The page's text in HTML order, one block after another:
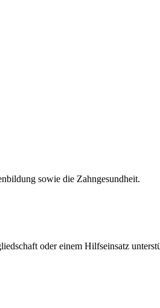
sowie die Zahngesundheit.
oder einem Hilfseinsatz